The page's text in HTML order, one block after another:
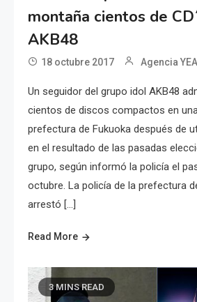
montaña cientos de
AKB48
18 octubre 2017 Agencia YEA
Un seguidor del grupo idol AKB48
cientos de discos compactos en
prefectura de Fukuoka después de
en el resultado de las pasadas
grupo, según informó la policía el
octubre. La policía de la prefectura
arrestó […]
Read More
3 MINS READ